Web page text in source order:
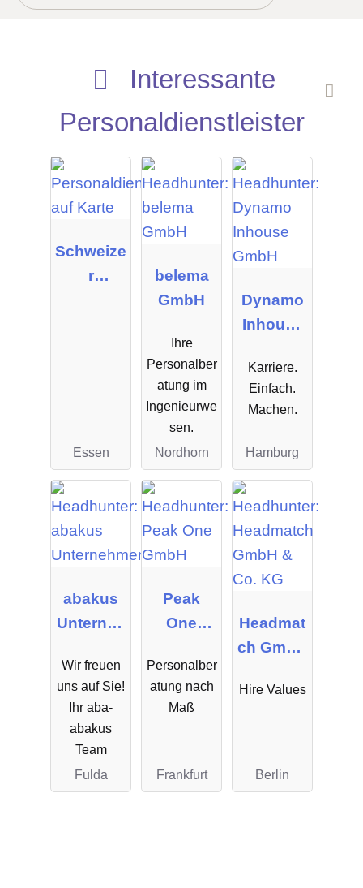
Interessante
Personaldienstleister
Schweize
r
Essen
belema
GmbH
Ihre
Personalber
atung im
Ingenieurwe
sen.
Nordhorn
Dynamo
Inhouse
Karriere.
Einfach.
Machen.
Hamburg
abakus
Unterneh
ppe
Wir freuen
uns auf Sie!
Ihr aba-
abakus
Team
Fulda
Peak
One
Personalber
atung nach
Maß
Frankfurt
Headmat
ch GmbH
Hire Values
Berlin